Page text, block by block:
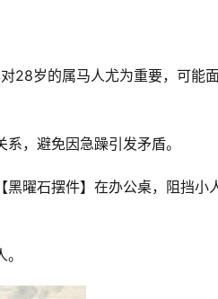
28岁的属马人尤为重要，可能
，避免因急躁引发矛盾。
黑曜石摆件】在办公桌，阻挡小